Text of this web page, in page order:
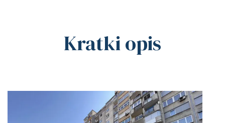
Kratki opis